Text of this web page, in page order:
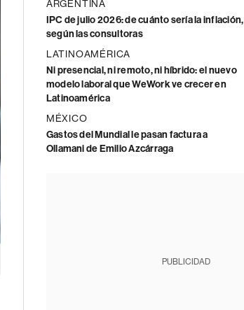
ARGENTINA
IPC de julio 2026: de cuánto sería la inflación,
según las consultoras
LATINOAMÉRICA
Ni presencial, ni remoto, ni híbrido: el nuevo
modelo laboral que WeWork ve crecer en
Latinoamérica
MÉXICO
Gastos del Mundial le pasan factura a
Ollamani de Emilio Azcárraga
PUBLICIDAD